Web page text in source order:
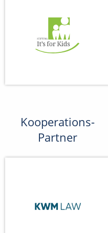
Kooperations-
Partner